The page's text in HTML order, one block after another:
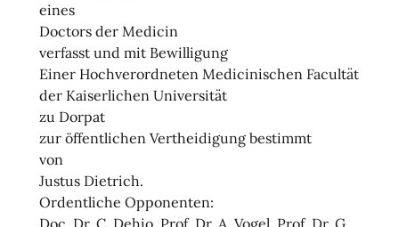
eines
Doctors der Medicin
verfasst und mit Bewilligung
Einer Hochverordneten Medicinischen Facultät
der Kaiserlichen Universität
zu Dorpat
zur öffentlichen Vertheidigung bestimmt
von
Justus Dietrich.
Ordentliche Opponenten: